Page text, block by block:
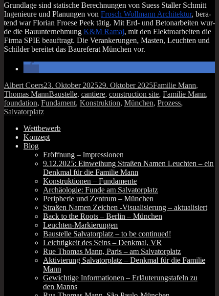
Grund­la­ge sind sta­ti­sche Berech­nun­gen von Suess Stal­ler Schmitt
Inge­nieu­re und Pla­nun­gen von Frosch Woll­mann Archi­tek­tur, bera­
tend war Flo­ri­an Froe­se Peek tätig. Mit Erd- und Beton­ar­bei­ten wur­
de die Bau­un­ter­neh­mung K&M Ramaj, mit den Elek­tro­ar­bei­ten die
Fir­ma SPIE beauf­tragt. Die Ver­an­ke­run­gen, Mas­ten, Leuch­ten und
Schil­der berei­tet das Bau­re­fe­rat Mün­chen vor.
Autor
Albert CoersVeröffentlicht
am
23. Oktober 202529. Oktober 2025Kategorien
Familie Mann,
Thomas MannSchlagwörter
Baustelle, cantiere, construction site, Familie Mann,
foundation, Fundament, Konstruktion, München, Prozess,
Salvatorplatz
Wettbewerb
Konzept
Blog
Eröffnung – Impressionen
9.12.2025: Einweihung Straßen Namen Leuchten – ein
Denkmal für die Familie Mann
Konstruktionen – Fundamente
Archäologie: Funde am Salvatorplatz
Peripherie und Zentrum – München
Straßen Namen Zeichen ‑Visualisierung – aktualisiert
Back to the Roots – Berlin – München
Leuchten-Markierungen
Baustelle Salvatorplatz – to be continued!
Leichtigkeit des Seins – Denkmal, VR
Rue Thomas Mann, Paris – am Salvatorplatz
Aktivierung Salvatorplatz – Denkmal für die Familie
Mann
Gewichtige Informationen – Erläuterungstafeln zu
den Manns